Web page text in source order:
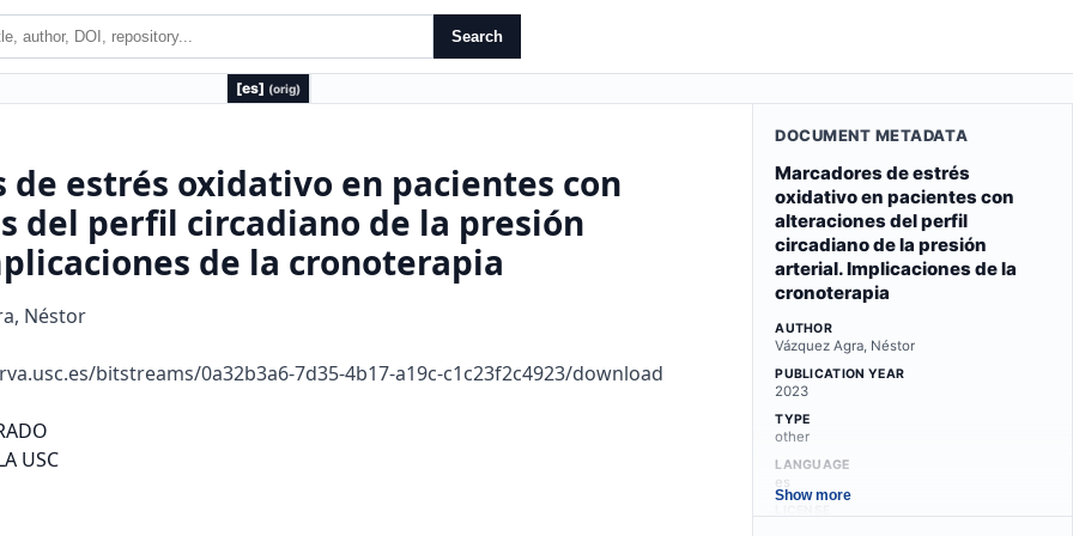
Search
[es] (orig)
de estrés oxidativo en pacientes con
del perfil circadiano de la presión
de la cronoterapia
Néstor
bitstreams/0a32b3a6-7d35-4b17-a19c-c1c23f2c4923/download
es hipe ensos dippe con
oma ma u ina y noc u na de bloqueado es del SRAA........... 154
5.12 E aluación de di e encias en los ni eles de TBARS y
ioles educidos en e pacien es hipe ensos no dippe con
oma ma u ina y noc u na de bloqueado es del SRAA........... 155
Índice
17
5.13 Impac o de la c ono e apia a dosis noc u na en la
elación en e ma cado es edox e índices noc u nos de
PA........................................................................................... 156
5.14 Asociación en e de e minadas a iables clínicas y
ma cado es edox con el ipo de esquema en c ono e apia .... 157
6 DISCUSIÓN .................................................................................. 161
6.1 In e p e ación de aspec os elacionados con la mues a de
pacien es ................................................................................. 161
6.2 In e p e ación de las di e encias en ma cado es de es és
oxida i o en elación a los ni eles de p esión a e ial de
24 h y diu na .......................................................................... 168
6.3 In e p e ación de las di e encias en ma cado es de es és
oxida i o en elación a los ni eles de p esión a e ial
noc u na, p o undidad noc u na y pe il ci cadiano de la
p esión a e ial........................................................................ 175
6.3.1 In e p e ación global de los esul ados en base a la
c onobiología del es és oxida i o y de la p esión
a e ial ........................................................................... 184
6.4 In e p e ación de las di e encias en ma cado es de es és
oxida i o en cuan o a la ampli ud de la p esión de pulso ...... 194
6.5 In e p e ación de los esul ados en cuan o a la elación
en e ma cado es de es és oxida i o y ci as de p esión
a e ial de pacien es hipe ensos en base a la c ono e apia .... 198
7 LIMITACIONES Y FORTALEZAS .............................
DOCUMENT METADATA
Marcadores de estrés
oxidativo en pacientes con
alteraciones del perfil
circadiano de la presión
arterial. Implicaciones de la
cronoterapia
AUTHOR
Vázquez Agra, Néstor
PUBLICATION YEAR
2023
TYPE
other
LANGUAGE
es
Show more